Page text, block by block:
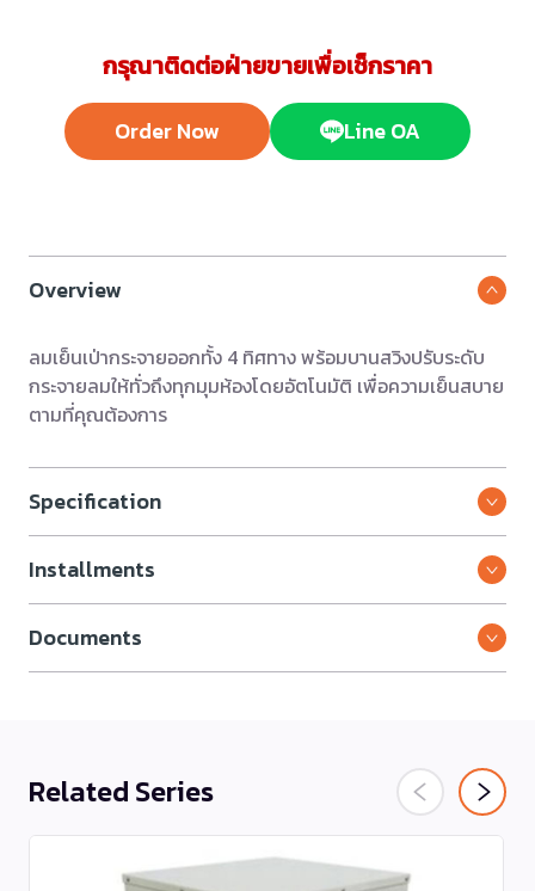
กรุณาติดต่อฝ่ายขายเพื่อเช็กราคา
Order Now Line OA
Overview
ลมเย็นเป่ากระจายออกทั้ง 4 ทิศทาง พร้อมบานสวิงปรับระดับ
กระจายลมให้ทั่วถึงทุกมุมห้องโดยอัตโนมัติ เพื่อความเย็นสบาย
ตามที่คุณต้องการ
Specification
Installments
Documents
Related Series